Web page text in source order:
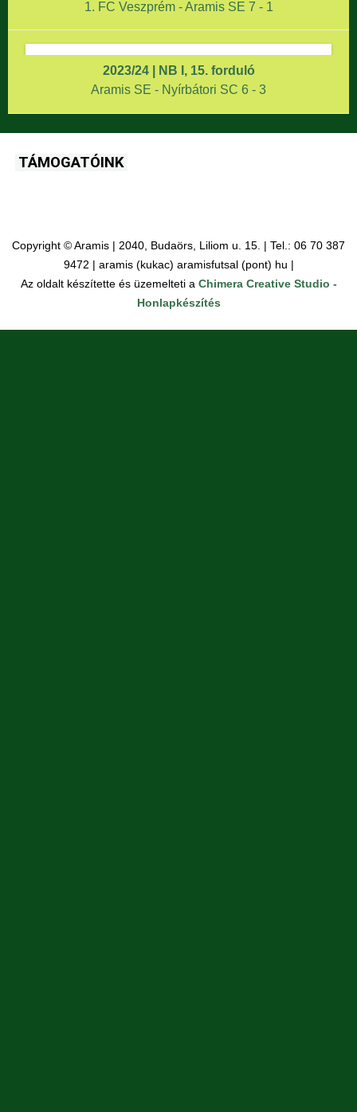
1. FC Veszprém - Aramis SE 7 - 1
2023/24 | NB I, 15. forduló
Aramis SE - Nyírbátori SC 6 - 3
TÁMOGATÓINK
Copyright © Aramis | 2040, Budaörs, Liliom u. 15. | Tel.: 06 70 387
9472 | aramis (kukac) aramisfutsal (pont) hu |
Az oldalt készítette és üzemelteti a Chimera Creative Studio -
Honlapkészítés